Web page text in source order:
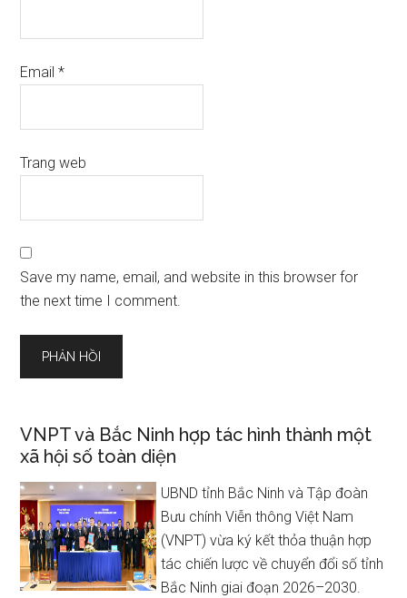
Email*
Trang web
Save my name, email, and website in this browser for
the next time I comment.
VNPT và Bắc Ninh hợp tác hình thành một
xã hội số toàn diện
UBND tỉnh Bắc Ninh và Tập đoàn
Bưu chính Viễn thông Việt Nam
(VNPT) vừa ký kết thỏa thuận hợp
tác chiến lược về chuyển đổi số tỉnh
Bắc Ninh giai đoạn 2026–2030.